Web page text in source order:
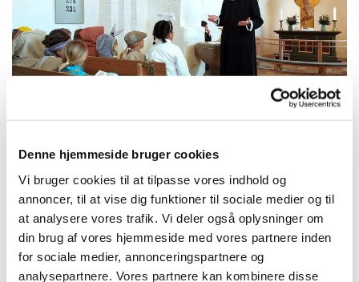
Denne hjemmeside bruger cookies
Vi bruger cookies til at tilpasse vores indhold og
annoncer, til at vise dig funktioner til sociale medier og til
at analysere vores trafik. Vi deler også oplysninger om
din brug af vores hjemmeside med vores partnere inden
for sociale medier, annonceringspartnere og
analysepartnere. Vores partnere kan kombinere disse
© Foto: Karen Engell Dalsgaard
Familiehøstgudstjeneste med børnekoret
Søndag den 24. september kl. 14.00 bliver der
igen lejlighed til at takke for ”alle gode gaver”. Til
at takke Gud og takke hinanden både for alt det, vi
kan plukke og høste på marker og i haver. Men
sandelig også takke for alle de mange mennesker,